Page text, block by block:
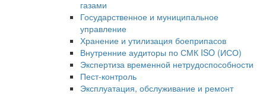
газами
Государственное и муниципальное
управление
Хранение и утилизация боеприпасов
Внутренние аудиторы по СМК ISO (ИСО)
Экспертиза временной нетрудоспособности
Пест-контроль
Эксплуатация, обслуживание и ремонт